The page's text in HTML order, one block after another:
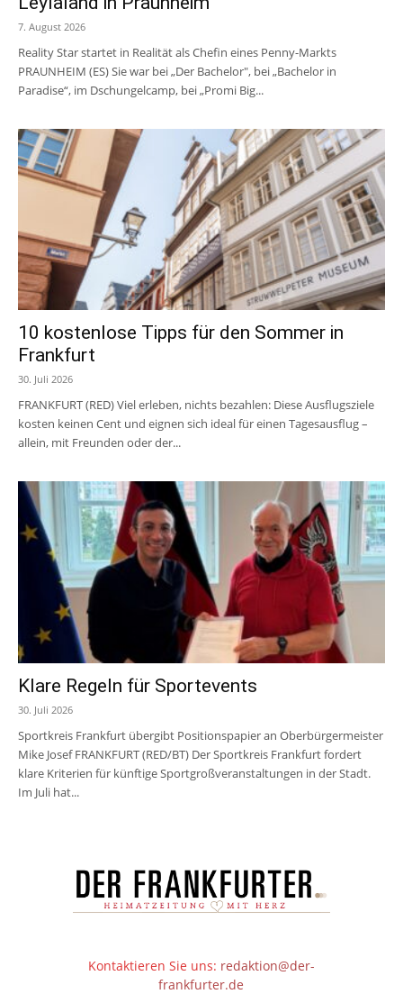
7. August 2026
Reality Star startet in Realität als Chefin eines Penny-Markts
PRAUNHEIM (ES) Sie war bei „Der Bachelor", bei „Bachelor in
Paradise“, im Dschungelcamp, bei „Promi Big...
10 kostenlose Tipps für den Sommer in
Frankfurt
30. Juli 2026
FRANKFURT (RED) Viel erleben, nichts bezahlen: Diese Ausflugsziele
kosten keinen Cent und eignen sich ideal für einen Tagesausflug –
allein, mit Freunden oder der...
Klare Regeln für Sportevents
30. Juli 2026
Sportkreis Frankfurt übergibt Positionspapier an Oberbürgermeister
Mike Josef FRANKFURT (RED/BT) Der Sportkreis Frankfurt fordert
klare Kriterien für künftige Sportgroßveranstaltungen in der Stadt.
Im Juli hat...
Kontaktieren Sie uns: redaktion@der-
frankfurter.de